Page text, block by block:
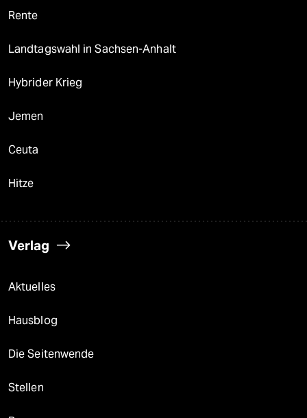
Rente
Landtagswahl in Sachsen-Anhalt
Hybrider Krieg
Jemen
Ceuta
Hitze
Verlag
Aktuelles
Hausblog
Die Seitenwende
Stellen